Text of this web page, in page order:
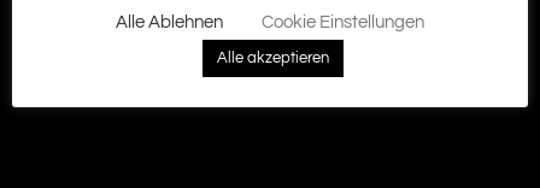
Alle Ablehnen Cookie Einstellungen
Alle akzeptieren